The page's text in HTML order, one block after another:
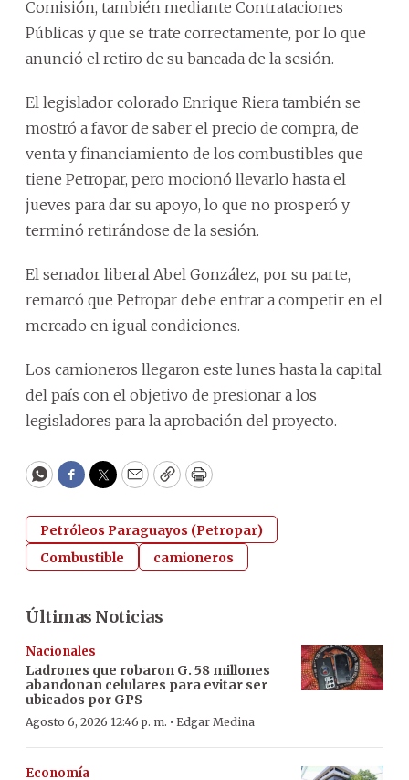
Comisión, también mediante Contrataciones
Públicas y que se trate correctamente, por lo que
anunció el retiro de su bancada de la sesión.
El legislador colorado Enrique Riera también se
mostró a favor de saber el precio de compra, de
venta y financiamiento de los combustibles que
tiene Petropar, pero mocionó llevarlo hasta el
jueves para dar su apoyo, lo que no prosperó y
terminó retirándose de la sesión.
El senador liberal Abel González, por su parte,
remarcó que Petropar debe entrar a competir en el
mercado en igual condiciones.
Los camioneros llegaron este lunes hasta la capital
del país con el objetivo de presionar a los
legisladores para la aprobación del proyecto.
WhatsApp
Facebook
Twitter
EmailCopyPrint
Petróleos Paraguayos (Petropar)
Combustible
camioneros
Últimas Noticias
Nacionales
Ladrones que robaron G. 58 millones
abandonan celulares para evitar ser
ubicados por GPS
Agosto 6, 2026 12:46 p. m. · Edgar Medina
Economía